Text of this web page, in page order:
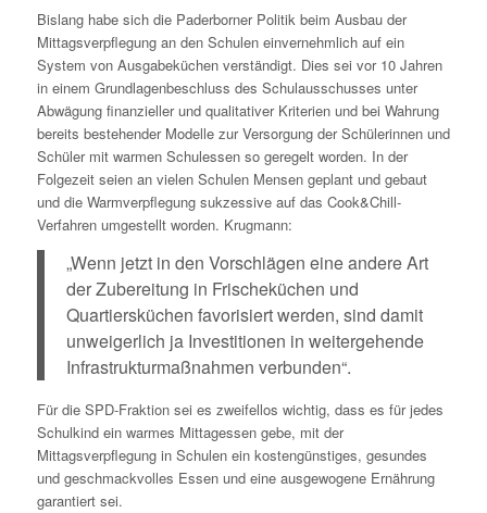
Bislang habe sich die Paderborner Politik beim Ausbau der
Mittagsverpflegung an den Schulen einvernehmlich auf ein
System von Ausgabeküchen verständigt. Dies sei vor 10 Jahren
in einem Grundlagenbeschluss des Schulausschusses unter
Abwägung finanzieller und qualitativer Kriterien und bei Wahrung
bereits bestehender Modelle zur Versorgung der Schülerinnen und
Schüler mit warmen Schulessen so geregelt worden. In der
Folgezeit seien an vielen Schulen Mensen geplant und gebaut
und die Warmverpflegung sukzessive auf das Cook&Chill-
Verfahren umgestellt worden. Krugmann:
„Wenn jetzt in den Vorschlägen eine andere Art
der Zubereitung in Frischeküchen und
Quartiersküchen favorisiert werden, sind damit
unweigerlich ja Investitionen in weitergehende
Infrastrukturmaßnahmen verbunden“.
Für die SPD-Fraktion sei es zweifellos wichtig, dass es für jedes
Schulkind ein warmes Mittagessen gebe, mit der
Mittagsverpflegung in Schulen ein kostengünstiges, gesundes
und geschmackvolles Essen und eine ausgewogene Ernährung
garantiert sei.